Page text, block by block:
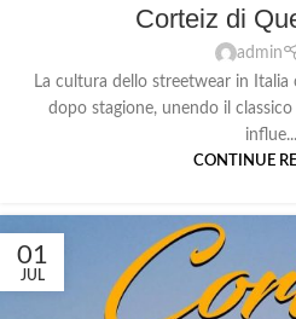
Corteiz di
admin
La cultura dello streetwear in
dopo stagione, unendo il
influe...
CONTINUE
01
JUL